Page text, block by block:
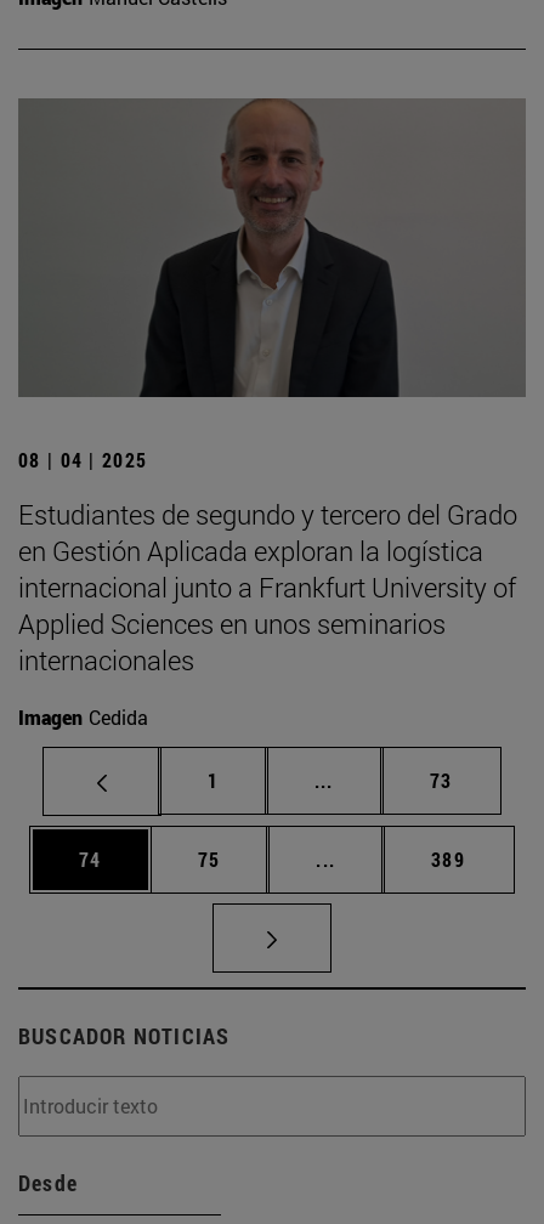
08 | 04 | 2025
Estudiantes de segundo y tercero del Grado
en Gestión Aplicada exploran la logística
internacional junto a Frankfurt University of
Applied Sciences en unos seminarios
internacionales
Imagen Cedida
Página
1 ... Páginas intermedias
Página
73
Página
74 Página
75 ... Páginas intermedias
Página
389
BUSCADOR NOTICIAS
Desde